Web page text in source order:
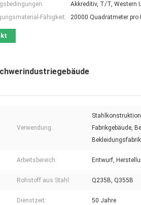
Akkreditiv, T/T, Western
Fähigkeit:
20000 Quadratmeter pro
Verwendung:
Fabrikgebäude,
Bekleidungsfabrik
Arbeitsbereich: Entwurf,
Rohstoff aus Stahl: Q235B, Q355B
Dienstzeit: 50 Jahre